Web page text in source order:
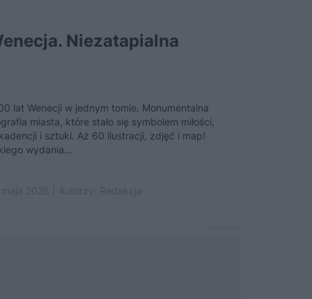
Niezatapialna
lat Wenecji w jednym tomie. Monumentalna
miasta, które stało się symbolem miłości,
i sztuki. Aż 60 ilustracji, zdjęć i map!
wydania...